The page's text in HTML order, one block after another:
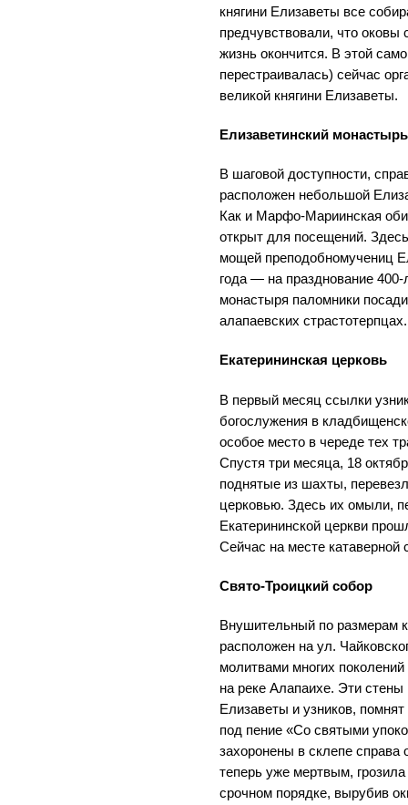
княгини Елизаветы все
предчувствовали, что
жизнь окончится. В этой
перестраивалась) сейчас
великой княгини Елизаветы.
Елизаветинский монастырь
В шаговой доступности,
расположен небольшой
Как и Марфо-Мариинская
открыт для посещений.
мощей преподобномучениц
года — на празднование
монастыря паломники
алапаевских страстотерпцах.
Екатерининская церковь
В первый месяц ссылки
богослужения в
особое место в череде тех
Спустя три месяца, 18
поднятые из шахты,
церковью. Здесь их омыли,
Екатерининской церкви
Сейчас на месте катаверной
Свято-Троицкий собор
Внушительный по размерам
расположен на ул.
молитвами многих
на реке Алапаихе. Эти
Елизаветы и узников, помнят
под пение «Со святыми
захоронены в склепе
теперь уже мертвым,
срочном порядке, вырубив